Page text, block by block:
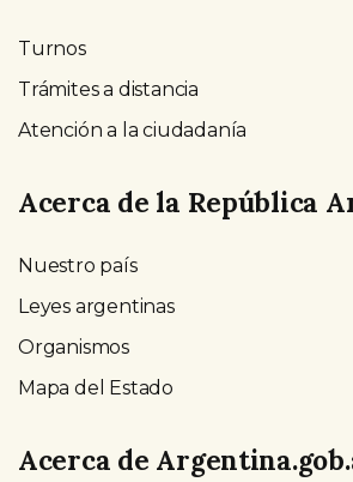
Turnos
Trámites a distancia
Atención a la ciudadanía
Acerca de la República
Nuestro país
Leyes argentinas
Organismos
Mapa del Estado
Acerca de